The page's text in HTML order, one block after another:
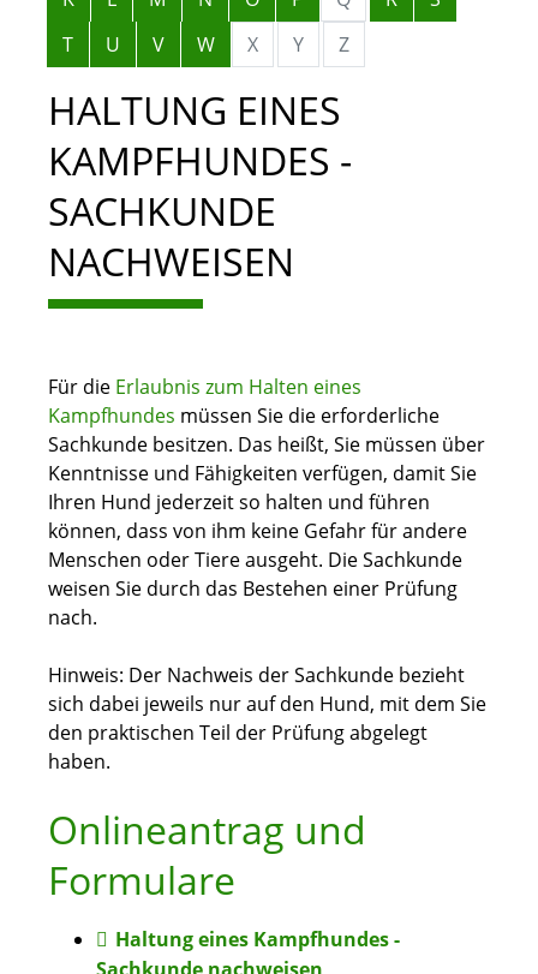
T
U V W X Y Z
HALTUNG EINES
KAMPFHUNDES -
SACHKUNDE
NACHWEISEN
Für die Erlaubnis zum Halten eines
Kampfhundes müssen Sie die erforderliche
Sachkunde besitzen. Das heißt, Sie müssen über
Kenntnisse und Fähigkeiten verfügen, damit Sie
Ihren Hund jederzeit so halten und führen
können, dass von ihm keine Gefahr für andere
Menschen oder Tiere ausgeht. Die Sachkunde
weisen Sie durch das Bestehen einer Prüfung
nach.
Hinweis: Der Nachweis derSachkunde bezieht
sich dabei jeweils nur auf den Hund, mit dem Sie
den praktischen Teil der Prüfung abgelegt
haben.
Onlineantrag und
Formulare
Haltung eines Kampfhundes -